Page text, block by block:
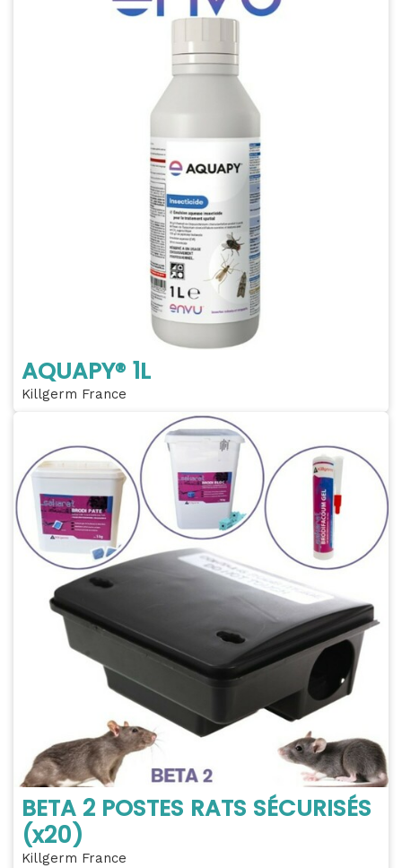
AQUAPY® 1L
Killgerm France
BETA 2 POSTES RATS SÉCURISÉS
(x20)
Killgerm France